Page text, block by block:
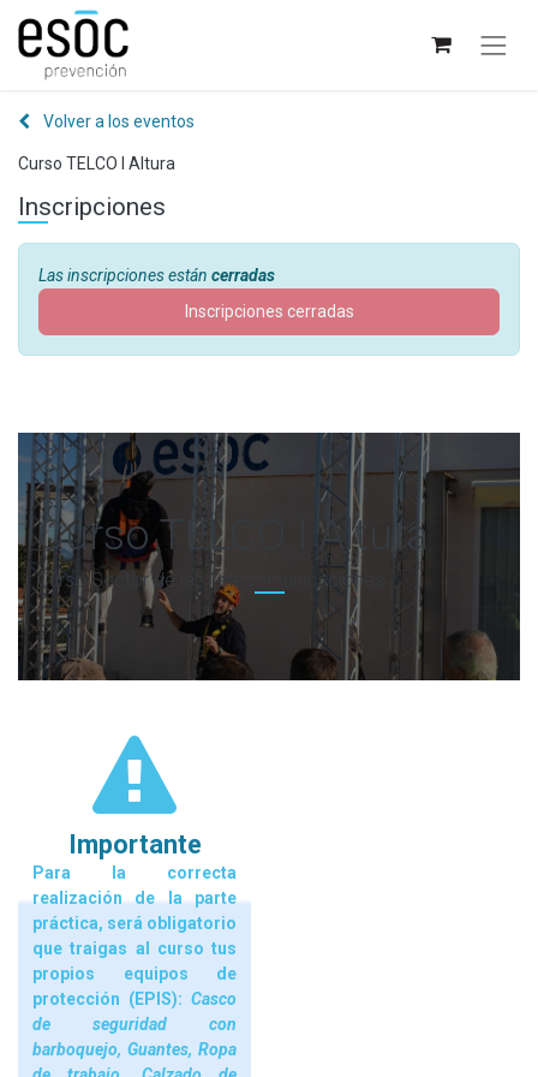
Volver a los eventos
Curso TELCO I Altura
Inscripciones
Las inscripciones están cerradas
Inscripciones cerradas
Curso TELCO I Altura
Curso Sector de las Telecomunicaciones
Importante
Para la correcta
realización de la parte
práctica, será obligatorio
que traigas al curso tus
propios equipos de
protección (EPIS): Casco
de seguridad con
barboquejo, Guantes, Ropa